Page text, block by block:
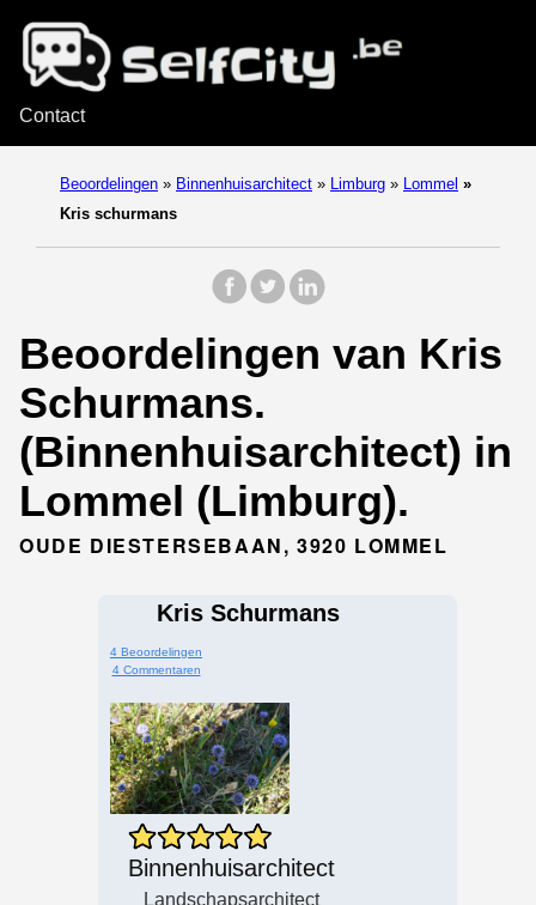
Contact
Beoordelingen » Binnenhuisarchitect » Limburg » Lommel »
Kris schurmans
Beoordelingen van Kris
Schurmans.
(Binnenhuisarchitect) in
Lommel (Limburg).
OUDE DIESTERSEBAAN, 3920 LOMMEL
Kris Schurmans
4 Beoordelingen
4 Commentaren
Binnenhuisarchitect
Landschapsarchitect